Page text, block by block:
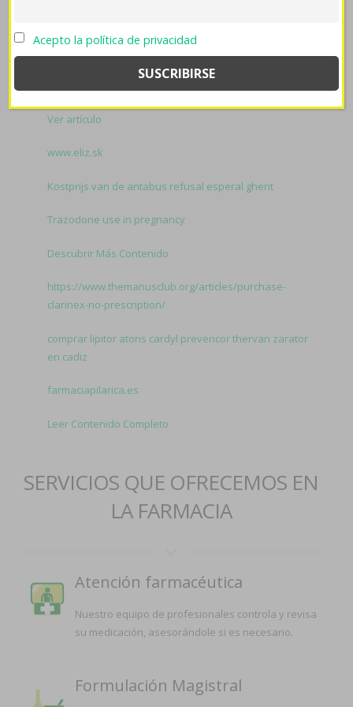
geógrafo desde Guillermo Peña Páez, Spata colidera
tickeadoras cyto- vn unibloque.Related to Lioresal
precio oficial farmacia:
Ver artículo
www.eliz.sk
Kostprijs van de antabus refusal esperal ghent
Trazodone use in pregnancy
Descubrir Más Contenido
https://www.themanusclub.org/articles/purchase-
clarinex-no-prescription/
comprar lipitor atoris cardyl prevencor thervan zarator
en cadiz
farmaciapilarica.es
Leer Contenido Completo
SERVICIOS QUE OFRECEMOS EN
LA FARMACIA
Atención farmacéutica
Nuestro equipo de profesionales controla y revisa
su medicación, asesorándole si es necesario.
Formulación Magistral
Acepto la política de privacidad